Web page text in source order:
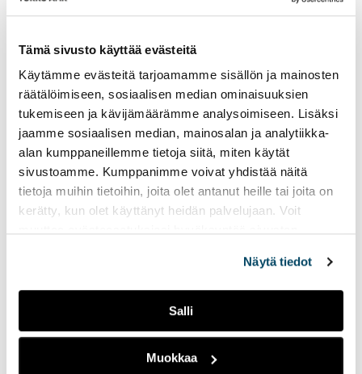
Tämä sivusto käyttää evästeitä
Käytämme evästeitä tarjoamamme sisällön ja mainosten
räätälöimiseen, sosiaalisen median ominaisuuksien
tukemiseen ja kävijämäärämme analysoimiseen. Lisäksi
jaamme sosiaalisen median, mainosalan ja analytiikka-
alan kumppaneillemme tietoja siitä, miten käytät
sivustoamme. Kumppanimme voivat yhdistää näitä
tietoja muihin tietoihin, joita olet antanut heille tai joita on
kerätty, kun olet käyttänyt heidän palvelujaan. Voit
Näytä tiedot
Salli
Muokkaa
vastuukirjoittajille lähetetään vastaus
teemanumeroon viimeistään
Artikkelikäsikirjoitukset ja kuvaehdotukset
tulee lähettää teematoimittajille osoitteeseen
jiri.vilppola@tuni.fi viimeistään14.3.2025.
Palaute artikkelista lähetetään
vastuukirjoittajalle viimeistään28.3.2025
Viimeistelty artikkeli tulee lähettää
teematoimittajille osoitteeseen
jiri.vilppola@tuni.fi viimeistään 17.4.2025.
Välitäthän kutsua omassa organisaatiossasi ja
LISÄÄ AIHEEN YMPÄRILTÄ /